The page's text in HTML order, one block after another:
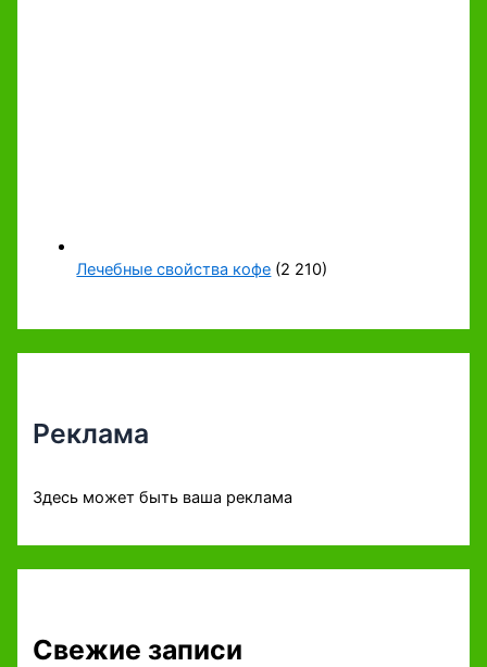
Лечебные свойства кофе (2 210)
Реклама
Здесь может быть ваша реклама
Свежие записи